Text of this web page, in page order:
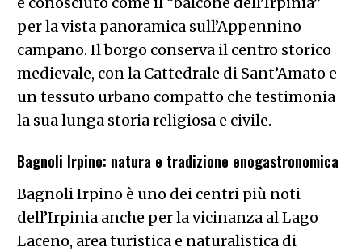
per la vista panoramica sull’Appennino
campano. Il borgo conserva il centro storico
medievale, con la Cattedrale di Sant’Amato e
un tessuto urbano compatto che testimonia
la sua lunga storia religiosa e civile.
Bagnoli Irpino: natura e tradizione enogastronomica
Bagnoli Irpino è uno dei centri più noti
dell’Irpinia anche per la vicinanza al Lago
Laceno, area turistica e naturalistica di